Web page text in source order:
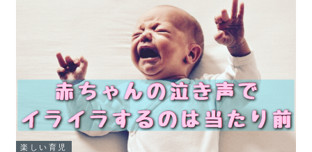
楽しい育児